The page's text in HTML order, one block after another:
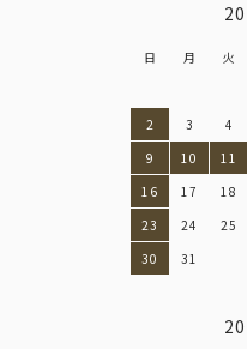
日 月 火
2
3 4
9
10 11
16
17 18
23
24 25
30
31